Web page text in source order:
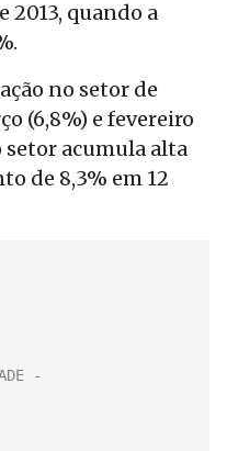
2013, quando a
no setor de
(6,8%) e fevereiro
setor acumula alta
de 8,3% em 12